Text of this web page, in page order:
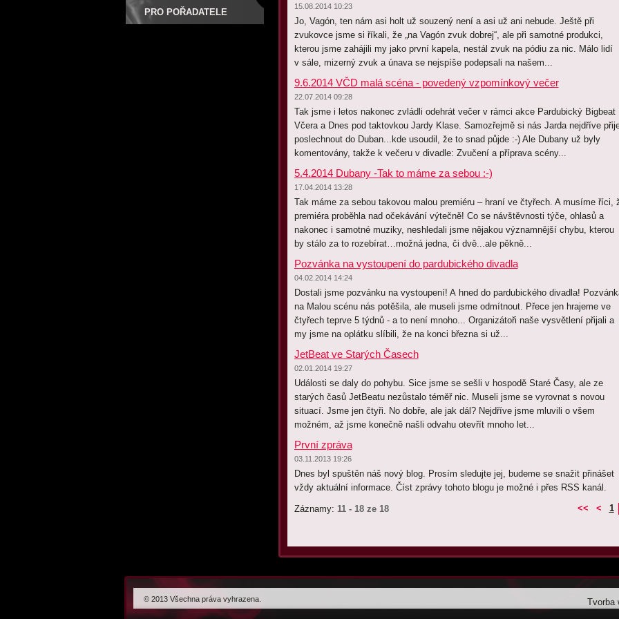
15.08.2014 10:23
Jo, Vagón, ten nám asi holt už souzený není a asi už ani nebude. Ještě při
zvukovce jsme si říkali, že „na Vagón zvuk dobrej“, ale při samotné produkci,
kterou jsme zahájili my jako první kapela, nestál zvuk na pódiu za nic. Málo lidí
v sále, mizerný zvuk a únava se nejspíše podepsali na našem...
9.6.2014 VČD malá scéna - povedený vzpomínkový večer
22.07.2014 09:28
Tak jsme i letos nakonec zvládli odehrát večer v rámci akce Pardubický Bigbeat
Včera a Dnes pod taktovkou Jardy Klase. Samozřejmě si nás Jarda nejdříve
poslechnout do Duban...kde usoudil, že to snad půjde :-) Ale Dubany už byly
komentovány, takže k večeru v divadle: Zvučení a příprava scény...
5.4.2014 Dubany -Tak to máme za sebou :-)
17.04.2014 13:28
Tak máme za sebou takovou malou premiéru – hraní ve čtyřech. A musíme říci,
premiéra proběhla nad očekávání výtečně! Co se návštěvnosti týče, ohlasů a
nakonec i samotné muziky, neshledali jsme nějakou významnější chybu, kterou
by stálo za to rozebírat…možná jedna, či dvě...ale pěkně...
Pozvánka na vystoupení do pardubického divadla
04.02.2014 14:24
Dostali jsme pozvánku na vystoupení! A hned do pardubického divadla!
na Malou scénu nás potěšila, ale museli jsme odmítnout. Přece jen hrajeme ve
čtyřech teprve 5 týdnů - a to není mnoho... Organizátoři naše vysvětlení přijali a
my jsme na oplátku slíbili, že na konci března si už...
JetBeat ve Starých Časech
02.01.2014 19:27
Události se daly do pohybu. Sice jsme se sešli v hospodě Staré Časy, ale ze
starých časů JetBeatu nezůstalo téměř nic. Museli jsme se vyrovnat s novou
situací. Jsme jen čtyři. No dobře, ale jak dál? Nejdříve jsme mluvili o všem
možném, až jsme konečně našli odvahu otevřít mnoho let...
První zpráva
03.11.2013 19:26
Dnes byl spuštěn náš nový blog. Prosím sledujte jej, budeme se snažit přinášet
vždy aktuální informace. Číst zprávy tohoto blogu je možné i přes RSS kanál.
Záznamy: 11 - 18 ze 18 << < 1
PRO POŘADATELE
© 2013 Všechna práva vyhrazena. Tvorba